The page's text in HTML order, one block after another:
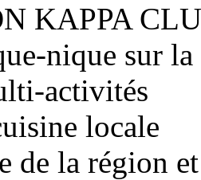
KAPPA
nique sur la
activités
locale
de la région